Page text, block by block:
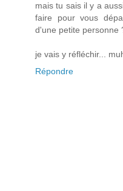
mais tu sais il y a
faire pour vous
d'une petite personne
je vais y réfléchir...
Répondre